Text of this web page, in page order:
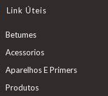
Link Úteis
Betumes
Acessorios
Aparelhos E Primers
Produtos